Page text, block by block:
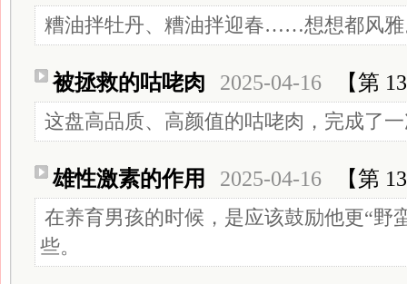
糟油拌牡丹、糟油拌迎春……想想都风
被拯救的咕咾肉 2025-04-16 【第
这盘高品质、高颜值的咕咾肉，完成了
雄性激素的作用 2025-04-16 【第
在养育男孩的时候，是应该鼓励他更“野
些。